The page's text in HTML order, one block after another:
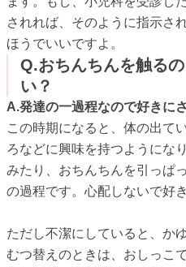
されれば、そのように指示さ
ほうでいいですよ。
Q.おちんちんを触る
い？
A.発達の一過程なので好きに
この時期になると、体の出て
ろなどに興味を持つようにな
みたり、おちんちんを引っぱ
の過程です。心配しないで好
ただし不潔にしていると、か
むつ替えのときは、おしっこ